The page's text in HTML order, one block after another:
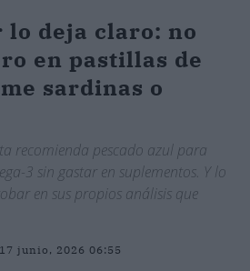
lo deja claro: no
en pastillas de
sardinas o
recomienda pescado azul para
3 sin gastar en suplementos. Y lo
en sus propios análisis que
17 junio, 2026 06:55